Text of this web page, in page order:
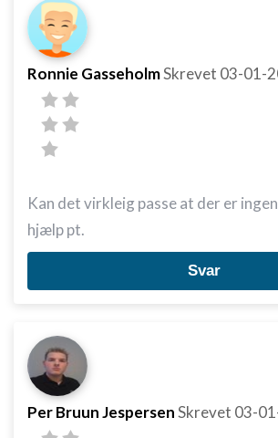
Ronnie GasseholmSkrevet 03-01-
Kan det virkleig passe at der er
hjælp pt.
Svar
Per Bruun JespersenSkrevet 03-